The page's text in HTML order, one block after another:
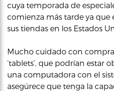
cuya temporada de
comienza más tarde ya que
sus tiendas en los Estados
Mucho cuidado con
‘tablets’, que podrían estar
una computadora con el
asegúrece que tenga la